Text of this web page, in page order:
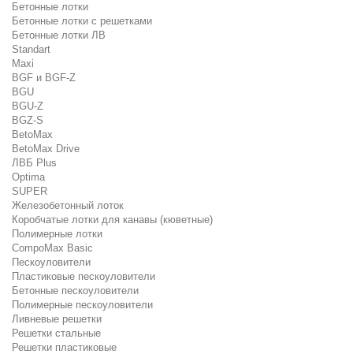
Бетонные лотки
Бетонные лотки с решетками
Бетонные лотки ЛВ
Standart
Maxi
BGF и BGF-Z
BGU
BGU-Z
BGZ-S
BetoMax
BetoMax Drive
ЛВБ Plus
Optima
SUPER
Железобетонный лоток
Коробчатые лотки для канавы (кюветные)
Полимерные лотки
CompoMax Basic
Пескоуловители
Пластиковые пескоуловители
Бетонные пескоуловители
Полимерные пескоуловители
Ливневые решетки
Решетки стальные
Решетки пластиковые